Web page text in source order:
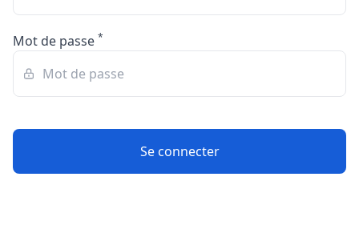
Mot de passe *
Se connecter